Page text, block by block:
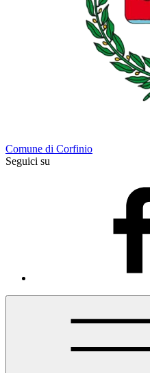
Comune di Corfinio
Seguici su